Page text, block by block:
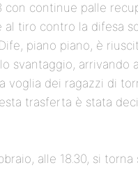
con continue palle
al tiro contro la difesa
piano piano, è
svantaggio, arrivando
voglia dei ragazzi di
trasferta è stata
alle 18.30, si